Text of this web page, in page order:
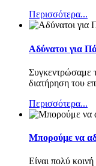
Περισσότερα...
Αδύνατοι για
Συγκεντρώσαμε
διατήρηση του
Περισσότερα...
Μπορούμε να
Είναι πολύ